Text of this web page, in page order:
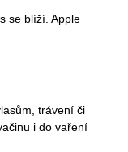
se blíží. Apple
trávení či
i do vaření